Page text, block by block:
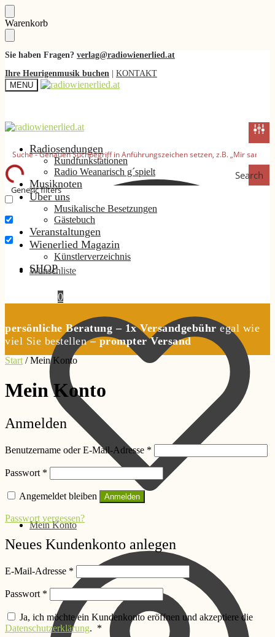
Skip
to
navigation
Skip
to
content
Warenkorb
Sie haben Fragen? verlag@radiowienerlied.at
Ihre Heurigenmusik buchen
KONTAKT
MENU
Search
Generic filters
Nur exakte Ergebnisse
Suche im Titel
Suche im Inhalt
Wunschliste
Mein Konto
Radiosendungen
Rundfunkstationen
Radio Weanarisch g´spielt
Musiknoten
Über uns
Musikalische Besetzungen
Gästebuch
Veranstaltungen
Wienerlied Magazin
Künstlerverzeichnis
SHOP
0
persönliche Beratung – 1x Versandgebühr egal wie
viel Sie bestellen– prompter Versand
Start /Mein Konto
Mein Konto
Anmelden
Benutzername oder E-Mail-Adresse *
Passwort *
Angemeldet bleiben Anmelden
Passwort vergessen?
Neues Kundenkonto anlegen
E-Mail-Adresse *
Passwort *
Ja, ich möchte ein Kundenkonto eröffnen und akzeptiere die
Datenschutzerklärung. * Erforderlich